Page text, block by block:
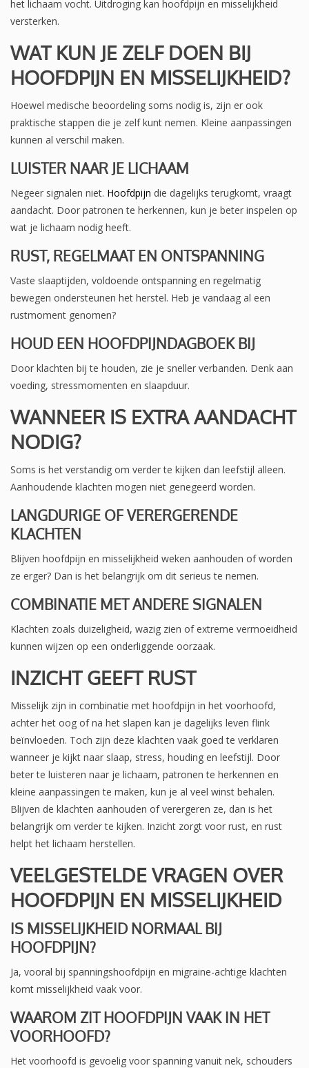
het lichaam vocht. Uitdroging kan hoofdpijn en misselijkheid
versterken.
WAT KUN JE ZELF DOEN BIJ
HOOFDPIJN EN MISSELIJKHEID?
Hoewel medische beoordeling soms nodig is, zijn er ook
praktische stappen die je zelf kunt nemen. Kleine aanpassingen
kunnen al verschil maken.
LUISTER NAAR JE LICHAAM
Negeer signalen niet. Hoofdpijn die dagelijks terugkomt, vraagt
aandacht. Door patronen te herkennen, kun je beter inspelen op
wat je lichaam nodig heeft.
RUST, REGELMAAT EN ONTSPANNING
Vaste slaaptijden, voldoende ontspanning en regelmatig
bewegen ondersteunen het herstel. Heb je vandaag al een
rustmoment genomen?
HOUD EEN HOOFDPIJNDAGBOEK BIJ
Door klachten bij te houden, zie je sneller verbanden. Denk aan
voeding, stressmomenten en slaapduur.
WANNEER IS EXTRA AANDACHT
NODIG?
Soms is het verstandig om verder te kijken dan leefstijl alleen.
Aanhoudende klachten mogen niet genegeerd worden.
LANGDURIGE OF VERERGERENDE
KLACHTEN
Blijven hoofdpijn en misselijkheid weken aanhouden of worden
ze erger? Dan is het belangrijk om dit serieus te nemen.
COMBINATIE MET ANDERE SIGNALEN
Klachten zoals duizeligheid, wazig zien of extreme vermoeidheid
kunnen wijzen op een onderliggende oorzaak.
INZICHT GEEFT RUST
Misselijk zijn in combinatie met hoofdpijn in het voorhoofd,
achter het oog of na het slapen kan je dagelijks leven flink
beïnvloeden. Toch zijn deze klachten vaak goed te verklaren
wanneer je kijkt naar slaap, stress, houding en leefstijl. Door
beter te luisteren naar je lichaam, patronen te herkennen en
kleine aanpassingen te maken, kun je al veel winst behalen.
Blijven de klachten aanhouden of verergeren ze, dan is het
belangrijk om verder te kijken. Inzicht zorgt voor rust, en rust
helpt het lichaam herstellen.
VEELGESTELDE VRAGEN OVER
HOOFDPIJN EN MISSELIJKHEID
IS MISSELIJKHEID NORMAAL BIJ
HOOFDPIJN?
Ja, vooral bij spanningshoofdpijn en migraine-achtige klachten
komt misselijkheid vaak voor.
WAAROM ZIT HOOFDPIJN VAAK IN HET
VOORHOOFD?
Het voorhoofd is gevoelig voor spanning vanuit nek, schouders